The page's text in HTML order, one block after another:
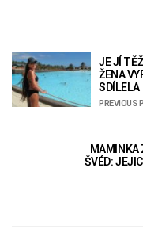
JE JÍ
ŽENA
PREVIOUS
MAMINKA
ŠVÉD: